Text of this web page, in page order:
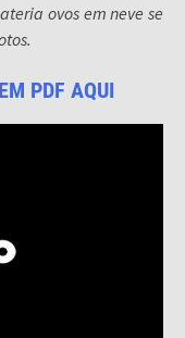
ovos em neve se
PDF AQUI